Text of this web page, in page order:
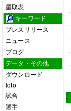
星取表
キーワード
プレスリリース
ニュース
ブログ
データ・その他
ダウンロード
toto
試合
選手